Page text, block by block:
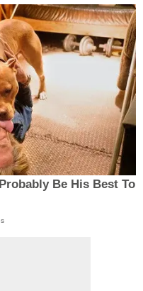
Be His Best To